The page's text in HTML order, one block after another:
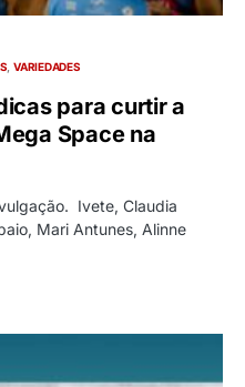
VARIEDADES
para curtir a
Space na
Ivete, Claudia
Mari Antunes, Alinne